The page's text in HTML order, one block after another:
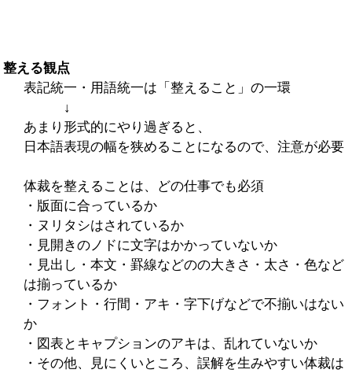
整える観点
表記統一・用語統一は「整えること」の一環
↓
あまり形式的にやり過ぎると、
日本語表現の幅を狭めることになるので、注意が必要
体裁を整えることは、どの仕事でも必須
・版面に合っているか
・ヌリタシはされているか
・見開きのノドに文字はかかっていないか
・見出し・本文・罫線などのの大きさ・太さ・色など
は揃っているか
・フォント・行間・アキ・字下げなどで不揃いはない
か
・図表とキャプションのアキは、乱れていないか
・その他、見にくいところ、誤解を生みやすい体裁は